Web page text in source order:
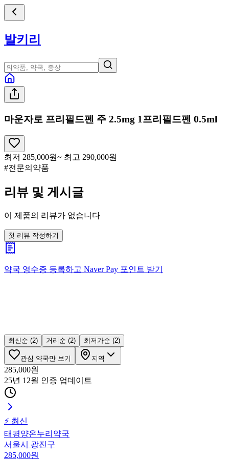
발키리
마운자로 프리필드펜 주 2.5mg 1프리필드펜 0.5ml
최저 285,000원~ 최고 290,000원
#전문의약품
리뷰 및 게시글
이 제품의 리뷰가 없습니다
첫 리뷰 작성하기
약국 영수증 등록하고 Naver Pay 포인트 받기
최신순 (2) 거리순 (2) 최저가순 (2)
관심 약국만 보기 지역
285,000원
25년 12월 인증 업데이트
⚡ 최신
태평양온누리약국
서울시 광진구
285,000원